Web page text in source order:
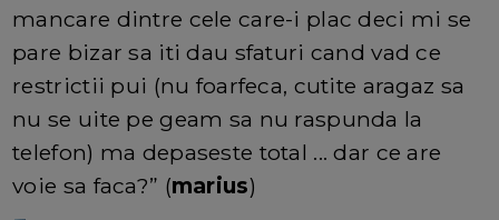
mancare dintre cele care-i plac deci mi se
pare bizar sa iti dau sfaturi cand vad ce
restrictii pui (nu foarfeca, cutite aragaz sa
nu se uite pe geam sa nu raspunda la
telefon) ma depaseste total ... dar ce are
voie sa faca?” (marius)